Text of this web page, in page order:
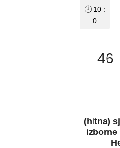
10 :
0
46
(hitna)
izborne